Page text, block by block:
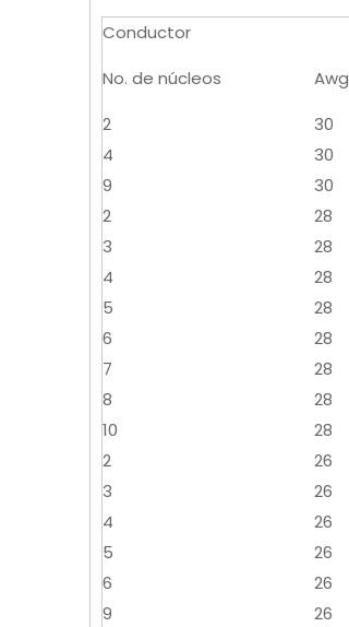
Conductor
No. de núcleos Awg
2
30
4
30
9
30
2
28
3
28
4
28
5
28
6
28
7
28
8
28
10
28
2
26
3
26
4
26
5
26
6
26
9
26